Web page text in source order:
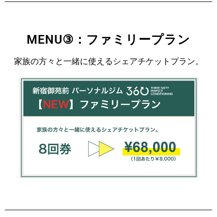
MENU③：ファミリープラン
家族の方々と一緒に使えるシェアチケットプラン。